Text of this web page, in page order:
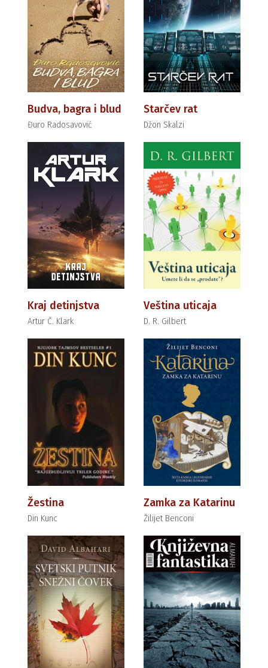
Budva, bagra i blud
Đuro Radosavović
Starčev rat
Džon Skalzi
Kraj detinjstva
Artur Č. Klark
Veština uticaja
D. R. Gilbert
Žestina
Din Kunc
Zamka za Katarinu
Žilijet Benconi